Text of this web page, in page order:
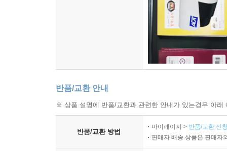
반품/교환 안내
※ 상품 설명에 반품/교환과 관련한 안내가 있는경우 아
반품/교환 방법
마이페이지 > 반품/교환 신
판매자 배송 상품은 판매자